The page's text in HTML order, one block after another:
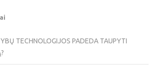
TECHNOLOGIJOS PADEDA TAUPYTI